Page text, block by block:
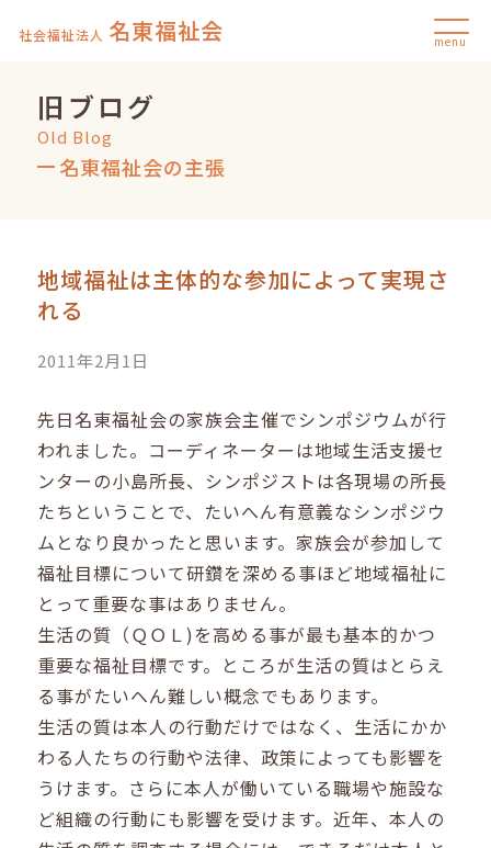
社会福祉法人 名東福祉会 menu
旧ブログ
Old Blog
名東福祉会の主張
地域福祉は主体的な参加によって実現さ
れる
2011年2月1日
先日名東福祉会の家族会主催でシンポジウムが行
われました。コーディネーターは地域生活支援セ
ンターの小島所長、シンポジストは各現場の所長
たちということで、たいへん有意義なシンポジウ
ムとなり良かったと思います。家族会が参加して
福祉目標について研鑽を深める事ほど地域福祉に
とって重要な事はありません。
生活の質（ＱＯＬ)を高める事が最も基本的かつ
重要な福祉目標です。ところが生活の質はとらえ
る事がたいへん難しい概念でもあります。
生活の質は本人の行動だけではなく、生活にかか
わる人たちの行動や法律、政策によっても影響を
うけます。さらに本人が働いている職場や施設な
ど組織の行動にも影響を受けます。近年、本人の